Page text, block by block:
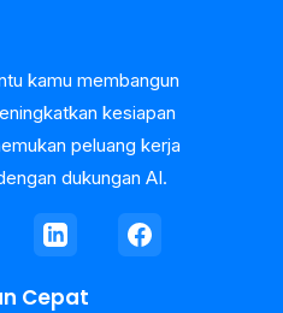
kamu membangun
kesiapan
peluang kerja
dukungan AI.
Cepat